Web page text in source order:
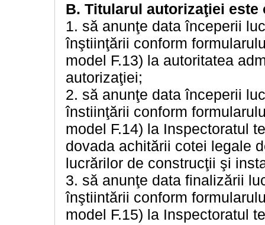
B. Titularul autorizaţiei este
1. să anunţe data începerii
înştiinţării conform
model F.13) la autoritatea
autorizaţiei;
2. să anunţe data începerii
înstiinţării conform
model F.14) la Inspectoratul
dovada achitării cotei legale
lucrărilor de construcţii şi
3. să anunţe data finalizării
înştiintării conform
model F.15) la Inspectoratul